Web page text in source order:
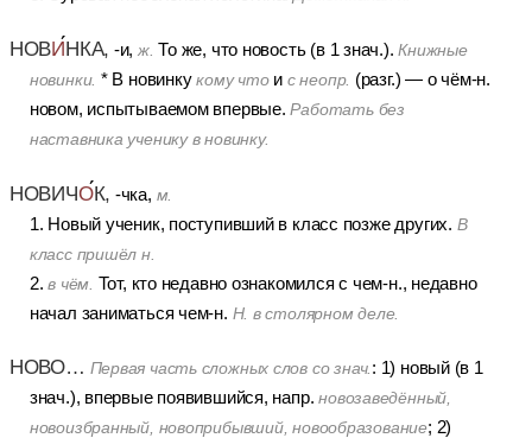
НОВИНКА, -и,ж. То же, что новость (в 1 знач.).Книжные
новинки. * В новинкукому чтои с неопр. (разг.) — о чём-н.
новом, испытываемом впервые.Работать без
наставника ученику в новинку.
НОВИЧОК, -чка, м.
1. Новый ученик, поступивший в класс позже других. В
класс пришёл н.
2.в чём. Тот, кто недавно ознакомился с чем-н., недавно
начал заниматься чем-н. Н. в столярном деле.
НОВО… Первая часть сложных слов со знач. : 1) новый (в 1
знач.), впервые появившийся, напр.новозаведённый,
новоизбранный, новоприбывший, новообразование; 2)